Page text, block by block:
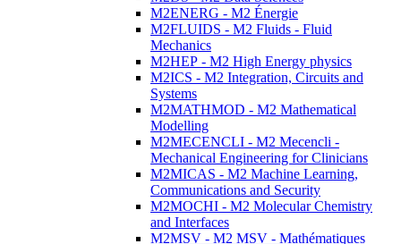
M2ENERG - M2 Énergie
M2FLUIDS - M2 Fluids - Fluid
Mechanics
M2HEP - M2 High Energy physics
M2ICS - M2 Integration, Circuits and
Systems
M2MATHMOD - M2 Mathematical
Modelling
M2MECENCLI - M2 Mecencli -
Mechanical Engineering for Clinicians
M2MICAS - M2 Machine Learning,
Communications and Security
M2MOCHI - M2 Molecular Chemistry
and Interfaces
M2MSV - M2 MSV - Mathématiques